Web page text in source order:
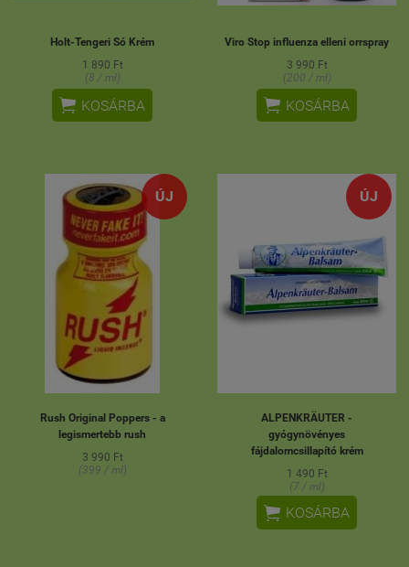
Holt-Tengeri Só Krém
1 890 Ft
(8 / ml)
 KOSÁRBA
Viro Stop influenza elleni orrspray
3 990 Ft
(200 / ml)
 KOSÁRBA
ÚJ
Rush Original Poppers - a
legismertebb rush
3 990 Ft
(399 / ml)
ÚJ
ALPENKRÄUTER -
gyógynövényes
fájdalomcsillapító krém
1 490 Ft
(7 / ml)
 KOSÁRBA